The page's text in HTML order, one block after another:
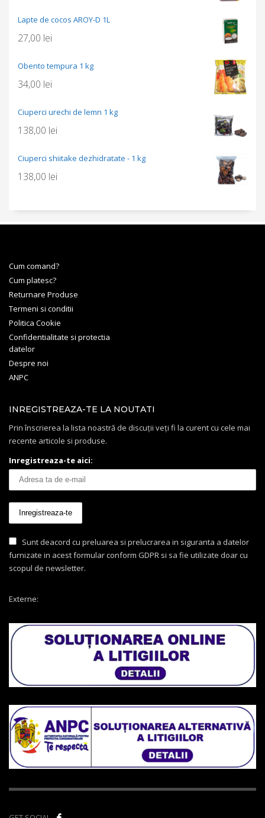
Lapte de cocos AROY-D 1L
27,00 lei
Obento tempura 1 kg
34,00 lei
Ciuperci urechi de lemn 1 kg
138,00 lei
Ciuperci shiitake dezhidratate - 1 kg
138,00 lei
Cum comand?
Cum platesc?
Returnare Produse
Termeni si conditii
Politica Cookie
Confidentialitate si protectia
datelor
Despre noi
ANPC
INREGISTREAZA-TE LA NOUTATI
Prin înscrierea la lista noastră de discuții veți fi la curent cu cele mai
recente articole si produse.
Inregistreaza-te aici:
Sunt deacord cu preluarea si prelucrarea in siguranta a datelor
furnizate in acest formular conform GDPR si sa fie utilizate doar cu
scopul de newsletter.
Externe: